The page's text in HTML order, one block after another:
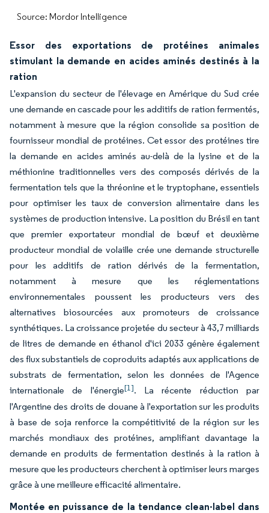
Source: Mordor Intelligence
Essor des exportations de protéines animales
stimulant la demande en acides aminés destinés à la
ration
L'expansion du secteur de l'élevage en Amérique du Sud crée
une demande en cascade pour les additifs de ration fermentés,
notamment à mesure que la région consolide sa position de
fournisseur mondial de protéines. Cet essor des protéines tire
la demande en acides aminés au-delà de la lysine et de la
méthionine traditionnelles vers des composés dérivés de la
fermentation tels que la thréonine et le tryptophane, essentiels
pour optimiser les taux de conversion alimentaire dans les
systèmes de production intensive. La position du Brésil en tant
que premier exportateur mondial de bœuf et deuxième
producteur mondial de volaille crée une demande structurelle
pour les additifs de ration dérivés de la fermentation,
notamment à mesure que les réglementations
environnementales poussent les producteurs vers des
alternatives biosourcées aux promoteurs de croissance
synthétiques. La croissance projetée du secteur à 43,7 milliards
de litres de demande en éthanol d'ici 2033 génère également
des flux substantiels de coproduits adaptés aux applications de
substrats de fermentation, selon les données de l'Agence
internationale de l'énergie[1]. La récente réduction par
l'Argentine des droits de douane à l'exportation sur les produits
à base de soja renforce la compétitivité de la région sur les
marchés mondiaux des protéines, amplifiant davantage la
demande en produits de fermentation destinés à la ration à
mesure que les producteurs cherchent à optimiser leurs marges
grâce à une meilleure efficacité alimentaire.
Montée en puissance de la tendance clean-label dans